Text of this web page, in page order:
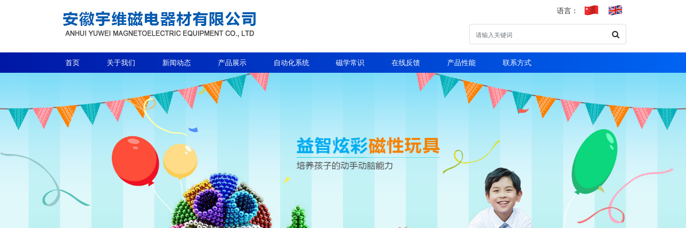
语言：
首页 关于我们 新闻动态 产品展示 自动化系统 磁学常识 在线反馈 产品性能 联系方式